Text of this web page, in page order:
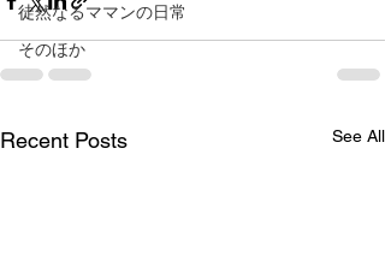
徒然なるママンの日常
そのほか
Recent Posts See All